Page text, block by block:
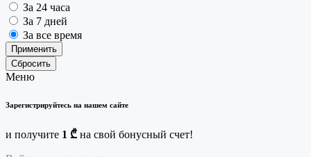
За 24 часа
За 7 дней
За все время
Применить
Сбросить
Меню
Зарегистрируйтесь на нашем сайте
и получите 1 ₾ на свой бонусный счет!